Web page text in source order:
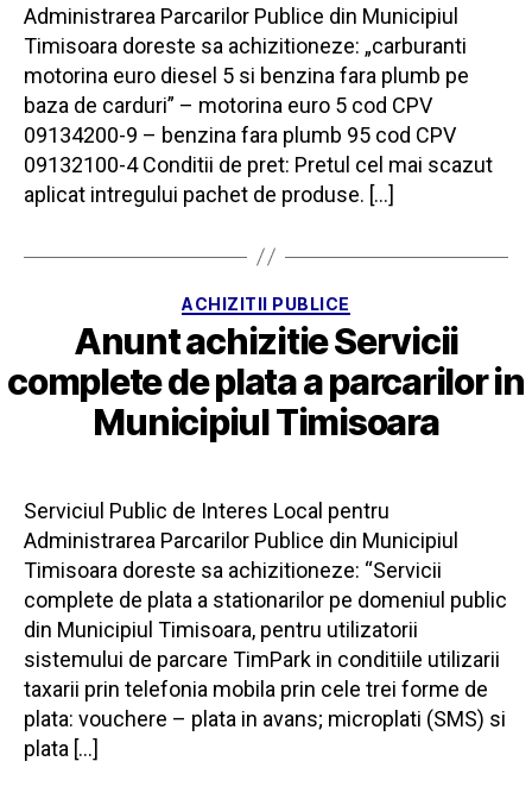
Administrarea Parcarilor Publice din Municipiul
Timisoara doreste sa achizitioneze: „carburanti
motorina euro diesel 5 si benzina fara plumb pe
baza de carduri” – motorina euro 5 cod CPV
09134200-9 – benzina fara plumb 95 cod CPV
09132100-4 Conditii de pret: Pretul cel mai scazut
aplicat intregului pachet de produse. […]
Categorii
ACHIZITII PUBLICE
Anunt achizitie Servicii
complete de plata a parcarilor in
Municipiul Timisoara
Serviciul Public de Interes Local pentru
Administrarea Parcarilor Publice din Municipiul
Timisoara doreste sa achizitioneze: “Servicii
complete de plata a stationarilor pe domeniul public
din Municipiul Timisoara, pentru utilizatorii
sistemului de parcare TimPark in conditiile utilizarii
taxarii prin telefonia mobila prin cele trei forme de
plata: vouchere – plata in avans; microplati (SMS) si
plata […]